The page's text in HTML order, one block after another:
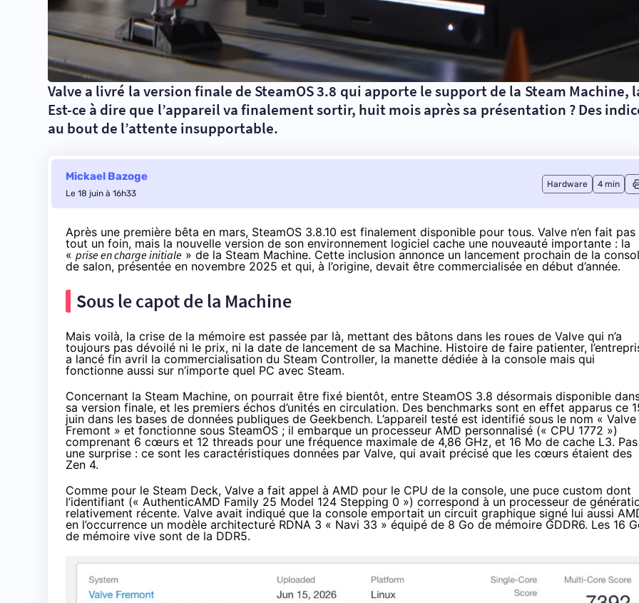
Valve a livré la version finale de SteamOS 3.8 qui apporte le support de la Steam
Est-ce à dire que l’appareil va finalement sortir, huit mois après sa présentation ? Des
au bout de l’attente insupportable.
Mickael Bazoge
Le 18 juin à 16h33
Hardware 4 min
Après une première bêta en mars, SteamOS 3.8.10 est finalement disponible pour tous. Valve n’en fait pas
tout un foin, mais la nouvelle version de son environnement logiciel cache une nouveauté importante : la
« prise en charge initiale » de la Steam Machine. Cette inclusion annonce un lancement prochain de la
de salon, présentée en novembre 2025 et qui, à l’origine, devait être commercialisée en début d’année.
Sous le capot de la Machine
Mais voilà, la crise de la mémoire est passée par là, mettant des bâtons dans les roues de Valve qui n’a
toujours pas dévoilé ni le prix, ni la date de lancement de sa Machine. Histoire de faire patienter,
a lancé fin avril la commercialisation du Steam Controller, la manette dédiée à la console mais qui
fonctionne aussi sur n’importe quel PC avec Steam.
Concernant la Steam Machine, on pourrait être fixé bientôt, entre SteamOS 3.8 désormais disponible
sa version finale, et les premiers échos d’unités en circulation. Des benchmarks sont en effet apparus ce
juin dans les bases de données publiques de Geekbench. L’appareil testé est identifié sous le nom « Valve
Fremont » et fonctionne sous SteamOS ; il embarque un processeur AMD personnalisé (« CPU 1772 »)
comprenant 6 cœurs et 12 threads pour une fréquence maximale de 4,86 GHz, et 16 Mo de cache L3. Pas
une surprise : ce sont les caractéristiques données par Valve, qui avait précisé que les cœurs étaient des
Zen 4.
Comme pour le Steam Deck, Valve a fait appel à AMD pour le CPU de la console, une puce custom dont
l’identifiant (« AuthenticAMD Family 25 Model 124 Stepping 0 ») correspond à un processeur de
relativement récente. Valve avait indiqué que la console emportait un circuit graphique signé lui aussi
en l’occurrence un modèle architecturé RDNA 3 « Navi 33 » équipé de 8 Go de mémoire GDDR6. Les 16
de mémoire vive sont de la DDR5.